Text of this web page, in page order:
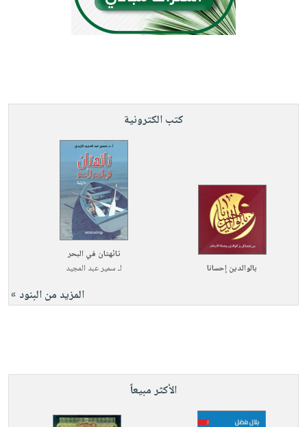
كتب الكترونية
بالوالدين إحسانا
تائهتان في البحر
لـسمير عبد المجيد
المزيد من البنود »
الأكثر مبيعاً